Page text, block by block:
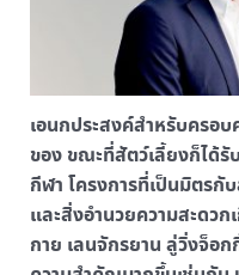
เอนกประสงค์สำหรับครอ
ของ ขณะที่สัตว์เลี้ยงก็ได้
กีฬา โครงการที่เป็นมิตรกั
และสิ่งอำนวยความสะดว
กาย เลนจักรยาน ลู่วิ่งจ็อ